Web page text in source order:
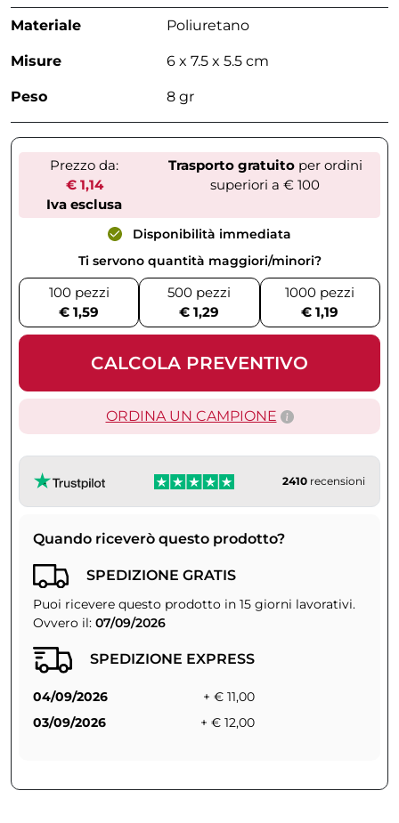
Materiale Poliuretano
Misure 6 x 7.5 x 5.5 cm
Peso 8 gr
Prezzo da:
€ 1,14
Iva esclusa
Trasporto gratuitoper ordini
superiori a € 100
Disponibilità immediata
Ti servono quantità maggiori/minori?
100 pezzi
€ 1,59
500 pezzi
€ 1,29
1000 pezzi
€ 1,19
CALCOLA PREVENTIVO
ORDINA UN CAMPIONE
2410 recensioni
Quando riceverò questo prodotto?
SPEDIZIONE GRATIS
Puoi ricevere questo prodotto in 15 giorni lavorativi.
Ovvero il: 07/09/2026
SPEDIZIONE EXPRESS
04/09/2026
+ € 11,00
03/09/2026
+ € 12,00